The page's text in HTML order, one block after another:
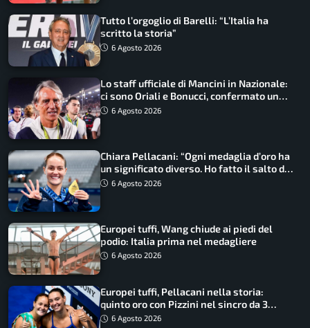
Tutto l’orgoglio di Barelli: “L’Italia ha
scritto la storia”
6 Agosto 2026
Lo staff ufficiale di Mancini in Nazionale:
ci sono Oriali e Bonucci, confermato un
ritorno
6 Agosto 2026
Chiara Pellacani: “Ogni medaglia d’oro ha
un significato diverso. Ho fatto il salto di
qualità”
6 Agosto 2026
Europei tuffi, Wang chiude ai piedi del
podio: Italia prima nel medagliere
6 Agosto 2026
Europei tuffi, Pellacani nella storia:
quinto oro con Pizzini nel sincro da 3
metri
6 Agosto 2026